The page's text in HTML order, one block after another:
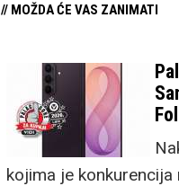
// MOŽDA ĆE VAS ZANIMATI
kojima je konkurencija